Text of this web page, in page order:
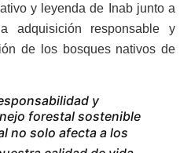
y leyenda de Inab junto a
adquisición responsable y
de los bosques nativos de
y
forestal sostenible
no solo afecta a los